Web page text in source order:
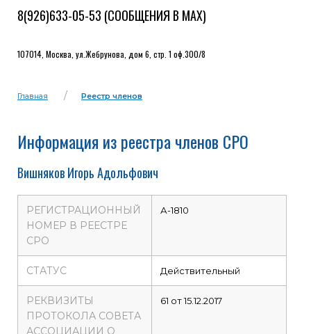
8(926)633-05-53 (СООБЩЕНИЯ В MAX)
107014, Москва, ул.Жебрунова, дом 6, стр. 1 оф.300/8
Главная Реестр членов
Информация из реестра членов СРО
Вишняков Игорь Адольфович
РЕГИСТРАЦИОННЫЙ
НОМЕР В РЕЕСТРЕ
СРО
А-1810
СТАТУС Действительный
РЕКВИЗИТЫ
ПРОТОКОЛА СОВЕТА
АССОЦИАЦИИ О
61 от 15.12.2017